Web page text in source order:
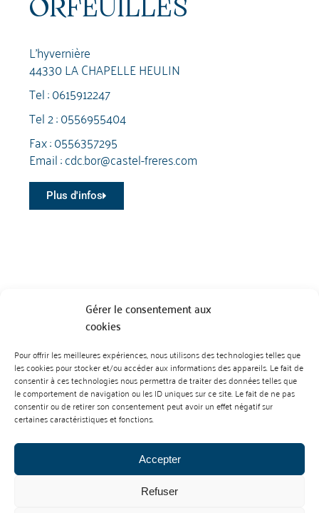
Gérer le consentement aux
cookies
Pour offrir les meilleures expériences, nous utilisons des technologies telles que
les cookies pour stocker et/ou accéder aux informations des appareils. Le fait de
consentir à ces technologies nous permettra de traiter des données telles que
le comportement de navigation ou les ID uniques sur ce site. Le fait de ne pas
consentir ou de retirer son consentement peut avoir un effet négatif sur
certaines caractéristiques et fonctions.
Accepter
Refuser
ORFEUILLES
L'hyvernière
44330 LA CHAPELLE HEULIN
Tel :0615912247
Tel 2 :0556955404
Fax : 0556357295
Email :cdc.bor@castel-freres.com
Plus d'infos
BP 70023 - 49610 JUIGNE SUR LOIRE
Tél :07 88 99 01 07